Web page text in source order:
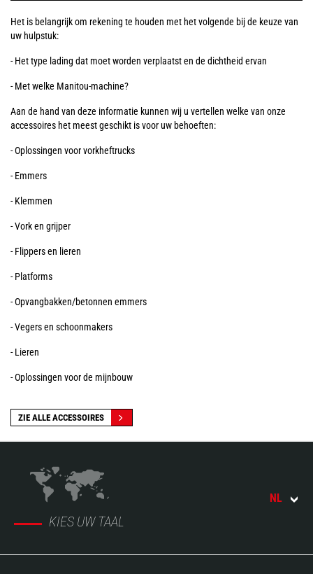
Het is belangrijk om rekening te houden met het volgende bij de keuze van
uw hulpstuk:
- Het type lading dat moet worden verplaatst en de dichtheid ervan
- Met welke Manitou-machine?
Aan de hand van deze informatie kunnen wij u vertellen welke van onze
accessoires het meest geschikt is voor uw behoeften:
- Oplossingen voor vorkheftrucks
- Emmers
- Klemmen
- Vork en grijper
- Flippers en lieren
- Platforms
- Opvangbakken/betonnen emmers
- Vegers en schoonmakers
- Lieren
- Oplossingen voor de mijnbouw
ZIE ALLE ACCESSOIRES
KIES UW TAAL
NL